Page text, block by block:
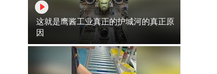
这就是鹰酱工业真正的护城河的真正原
因